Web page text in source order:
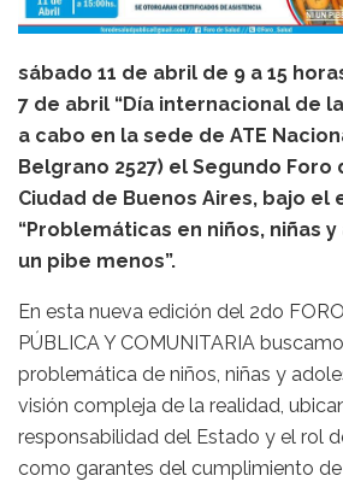
sábado 11 de abril de 9 a 15
7 de abril “Día internacional de
a cabo en la sede de ATE
Belgrano 2527) el Segundo Foro
Ciudad de Buenos Aires, bajo el
“Problemáticas en niños, niñas
un pibe menos”.
En esta nueva edición del 2do
PÚBLICA Y COMUNITARIA
problemática de niños, niñas y
visión compleja de la realidad,
responsabilidad del Estado y el rol
como garantes del cumplimiento de